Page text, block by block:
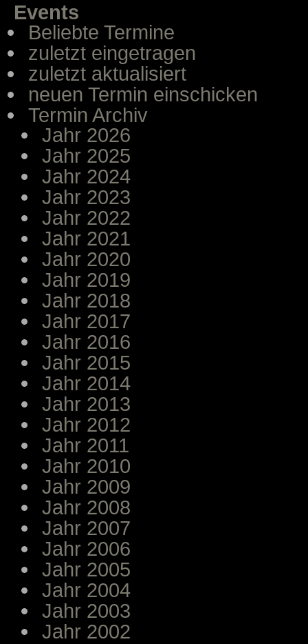
Events
Beliebte Termine
zuletzt eingetragen
zuletzt aktualisiert
neuen Termin einschicken
Termin Archiv
Jahr 2026
Jahr 2025
Jahr 2024
Jahr 2023
Jahr 2022
Jahr 2021
Jahr 2020
Jahr 2019
Jahr 2018
Jahr 2017
Jahr 2016
Jahr 2015
Jahr 2014
Jahr 2013
Jahr 2012
Jahr 2011
Jahr 2010
Jahr 2009
Jahr 2008
Jahr 2007
Jahr 2006
Jahr 2005
Jahr 2004
Jahr 2003
Jahr 2002